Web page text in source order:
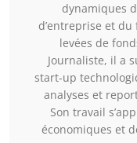
dynamiques
d’entreprise et
levées de
Journaliste, il a
start-up
analyses et
Son travail
économiques et